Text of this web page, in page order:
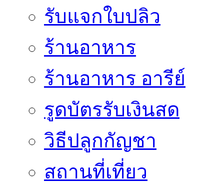
รับแจกใบปลิว
ร้านอาหาร
ร้านอาหาร อารีย์
รูดบัตรรับเงินสด
วิธีปลูกกัญชา
สถานที่เที่ยว